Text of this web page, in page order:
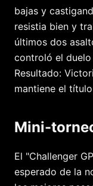
bajas y
resistia bien y
últimos dos
controló el duelo
Resultado:
mantiene el
Mini-
El "Challenger
esperado de la